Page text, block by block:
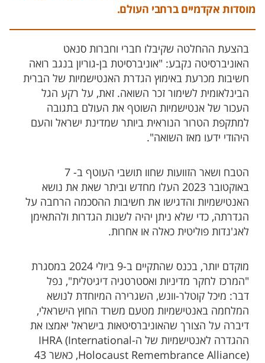
מוסדות אקדמיים ברחבי העולם.
בהצעת ההחלטה שקיבלו חברי וחברות סנאט
האוניברסיטה נקבע: "אוניברסיטת בן-גוריון בנגב רואה
חשיבות מכרעת באימוץ הגדרת האנטישמיות של הברית
הבינלאומית לשימור זכר השואה. זאת, על רקע הגל
העכור של אנטישמיות השוטף את העולם בתגובה
למתקפת הטרור הנוראית ביותר שמדינת ישראל והעם
היהודי ידעו מאז השואה".
הטבח ושאר הזוועות שחוו תושבי העוטף ב- 7
באוקטובר 2023 העלו מחדש וביתר שאת את נושא
האנטישמיות והדגישו את חשיבות ההסכמה הרחבה על
הגדרתה, כדי שלא ניתן יהיה לשנות הגדרות ולהתאימן
לאג'נדות פוליטית כאלה או אחרות.
מוקדם יותר, בכנס שהתקיים ב-9 ביולי 2024 במסגרת
"המרכז לחקר מדיניות ואסטרטגיה דיגיטלית", נפל
דבר: מיכל קוטלר-וונש, השגרירה המיוחדת לנושא
המלחמה באנטישמיות מטעם משרד החוץ הישראלי,
דיברה על הצורך שהאוניברסיטאות בישראל יאמצו את
ההגדרה לאנטישמיות של ה-IHRA (International
Holocaust Remembrance Alliance), כאשר 43